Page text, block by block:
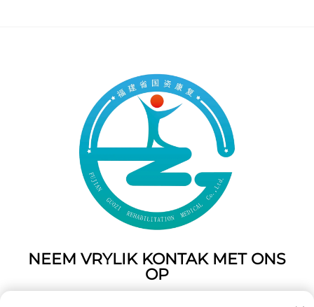
NEEM VRYLIK KONTAK MET ONS
OP